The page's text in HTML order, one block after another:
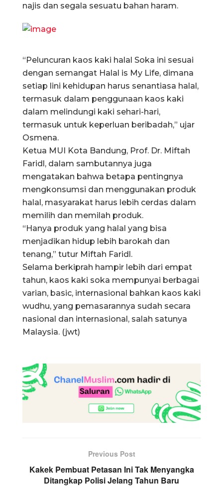
najis dan segala sesuatu bahan haram.
“Peluncuran kaos kaki halal Soka ini sesuai
dengan semangat Halal is My Life, dimana
setiap lini kehidupan harus senantiasa halal,
termasuk dalam penggunaan kaos kaki
dalam melindungi kaki sehari-hari,
termasuk untuk keperluan beribadah,” ujar
Osmena.
Ketua MUI Kota Bandung, Prof. Dr. Miftah
Faridl, dalam sambutannya juga
mengatakan bahwa betapa pentingnya
mengkonsumsi dan menggunakan produk
halal, masyarakat harus lebih cerdas dalam
memilih dan memilah produk.
“Hanya produk yang halal yang bisa
menjadikan hidup lebih barokah dan
tenang,” tutur Miftah Faridl.
Selama berkiprah hampir lebih dari empat
tahun, kaos kaki soka mempunyai berbagai
varian, basic, internasional bahkan kaos kaki
wudhu, yang pemasarannya sudah secara
nasional dan internasional, salah satunya
Malaysia. (jwt)
Previous Post
Kakek Pembuat Petasan Ini Tak Menyangka
Ditangkap Polisi Jelang Tahun Baru